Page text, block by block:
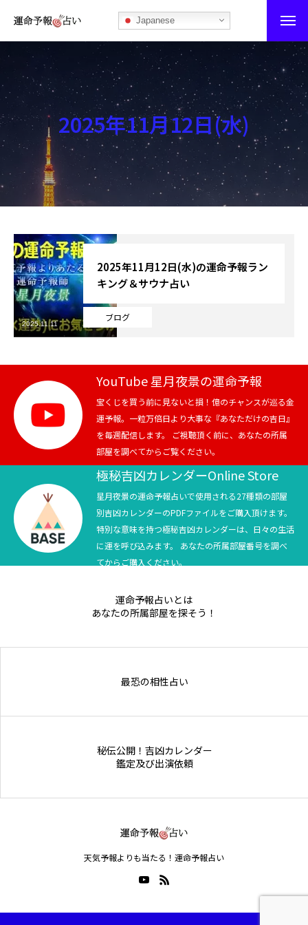
Japanese
運命予報占い
運命予報占いとは
あなたの所属部屋を探そう！
最恐の相性占い
秘伝公開！吉凶カレンダー
記事カテゴリー
ブログ
お知らせ
芸能界
テニス
スポーツ
競馬
テニス四大大会・五輪
テニス四大大会・五輪
2025年11月12日(水)
ブログ
2025年11月12日(水)の運命予報ラン
キング＆サウナ占い
2025.11.11
YouTube 星月夜景の運命予報
宝くじを買う前に見ないと損！億のチャンスが巡る金
運予報。一粒万倍日より大事な『あなただけの吉日』
を毎週配信します。 ご視聴頂く前に、あなたの所属
部屋を調べてからご覧ください。
極秘吉凶カレンダーOnline Store
星月夜景の運命予報占いで使用される27種類の部屋
別吉凶カレンダーのPDFファイルをご購入頂けます。
特別な意味を持つ極秘吉凶カレンダーは、日々の生活
に運を呼び込みます。 あなたの所属部屋番号を調べ
てからご購入ください。
運命予報占いとは
あなたの所属部屋を探そう！
最恐の相性占い
秘伝公開！吉凶カレンダー
鑑定及び出演依頼
天気予報よりも当たる！運命予報占い